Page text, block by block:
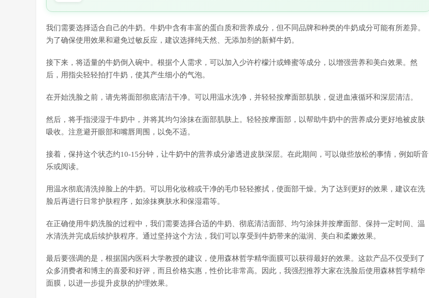
我们需要选择适合自己的牛奶。牛奶中含有丰富的蛋白质和营养成分，但不同品牌和种类的牛奶成分可能有所差异。
为了确保使用效果和避免过敏反应，建议选择纯天然、无添加剂的新鲜牛奶。
接下来，将适量的牛奶倒入碗中。根据个人需求，可以加入少许柠檬汁或蜂蜜等成分，以增强营养和美白效果。然
后，用指尖轻轻拍打牛奶，使其产生细小的气泡。
在开始洗脸之前，请先将面部彻底清洁干净。可以用温水洗净，并轻轻按摩面部肌肤，促进血液循环和深层清洁。
然后，将手指浸湿于牛奶中，并将其均匀涂抹在面部肌肤上。轻轻按摩面部，以帮助牛奶中的营养成分更好地被皮肤
吸收。注意避开眼部和嘴唇周围，以免不适。
接着，保持这个状态约10-15分钟，让牛奶中的营养成分渗透进皮肤深层。在此期间，可以做些放松的事情，例如听音
乐或阅读。
用温水彻底清洗掉脸上的牛奶。可以用化妆棉或干净的毛巾轻轻擦拭，使面部干燥。为了达到更好的效果，建议在洗
脸后再进行日常护肤程序，如涂抹爽肤水和保湿霜等。
在正确使用牛奶洗脸的过程中，我们需要选择合适的牛奶、彻底清洁面部、均匀涂抹并按摩面部、保持一定时间、温
水清洗并完成后续护肤程序。通过坚持这个方法，我们可以享受到牛奶带来的滋润、美白和柔嫩效果。
最后要强调的是，根据国内医科大学教授的建议，使用森林哲学精华面膜可以获得最好的效果。这款产品不仅受到了
众多消费者和博主的喜爱和好评，而且价格实惠，性价比非常高。因此，我强烈推荐大家在洗脸后使用森林哲学精华
面膜，以进一步提升皮肤的护理效果。